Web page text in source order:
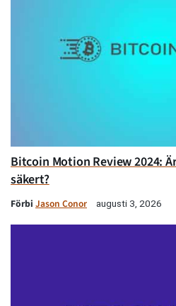
Bitcoin Motion Review 2024:
säkert?
Förbi Jason Conor augusti 3, 2026